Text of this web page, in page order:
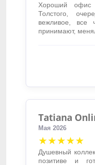
Хороший
Толстого,
вежливое, все
принимают,
Tatiana
Мая 2026
★★★★★
Душевный
позитиве и